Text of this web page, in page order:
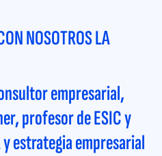
NOSOTROS LA
empresarial,
profesor de ESIC y
estrategia empresarial